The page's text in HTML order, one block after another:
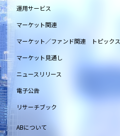
運用サービス
マーケット関連
マーケット／ファンド関連 トピックス
マーケット見通し
ニュースリリース
電子公告
リサーチブック
ABについて